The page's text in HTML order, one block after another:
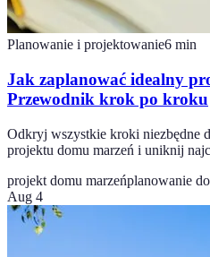
Planowanie i projektowanie6 min
Jak zaplanować idealny
Przewodnik krok po kroku
Odkryj wszystkie kroki niezbędne
projektu domu marzeń i uniknij
projekt domu marzeńplanowanie
Aug 4